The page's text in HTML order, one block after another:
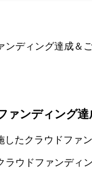
ンディング達
したクラウドフ